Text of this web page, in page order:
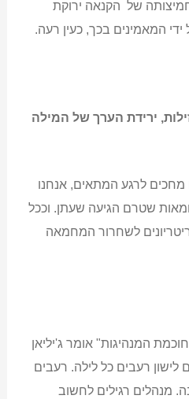
של הקנאה ירוקת
המאמינים בכך, כעין רעה.
ירידת הערך של המילה
לרגע המתאים, אנחנו
שטרם הגיעה שעתן. וככל
לשחרור המחמאה
המנהיגות" אומר ג'יליאן
לישון רעבים כל לילה. רעבים
מנהלים רגילים לחשוב